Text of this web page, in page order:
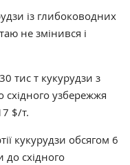
із глибоководних
не змінився і
тис т кукурудзи з
східного узбережжя
$/т.
кукурудзи обсягом 6
до східного